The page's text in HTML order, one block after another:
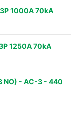
1000A 70kA
1250A 70kA
NO) - AC-3 - 440